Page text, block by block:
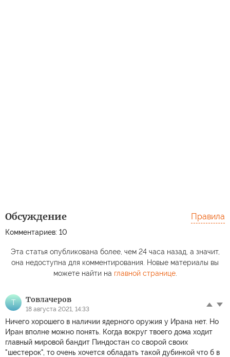
Обсуждение
Комментариев: 10
Правила
Эта статья опубликована более, чем 24 часа назад, а значит,
она недоступна для комментирования. Новые материалы вы
можете найти на главной странице.
Т Товлачеров
18 августа 2021, 14:33
Ничего хорошего в наличии ядерного оружия у Ирана нет. Но
Иран вполне можно понять. Когда вокруг твоего дома ходит
главный мировой бандит Пиндостан со сворой своих
"шестерок", то очень хочется обладать такой дубинкой что б в